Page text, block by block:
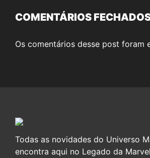
COMENTÁRIOS
Os comentários desse post foram
Todas as novidades do Universo
encontra aqui no Legado da